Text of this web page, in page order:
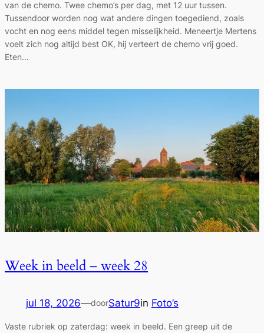
van de chemo. Twee chemo’s per dag, met 12 uur tussen.
Tussendoor worden nog wat andere dingen toegediend, zoals
vocht en nog eens middel tegen misselijkheid. Meneertje Mertens
voelt zich nog altijd best OK, hij verteert de chemo vrij goed.
Eten…
Week in beeld – week 28
jul 18, 2026—doorSatur9in Foto’s
Vaste rubriek op zaterdag: week in beeld. Een greep uit de